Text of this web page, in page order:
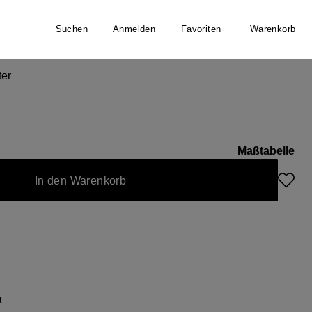
Suchen Anmelden Favoriten Warenkorb
Maßtabelle
In den Warenkorb